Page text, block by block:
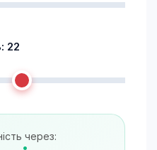
22
через: